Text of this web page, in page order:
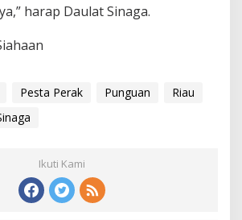
harap Daulat Sinaga.
Pesta Perak Punguan
Riau
Ikuti Kami